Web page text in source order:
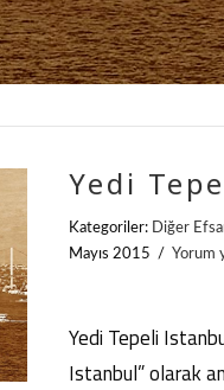
Yedi
Kategoriler: Diğer
Mayıs 2015
Yorum
Yedi Tepeli
Istanbul” olarak